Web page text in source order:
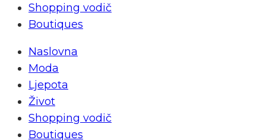
Shopping vodič
Boutiques
Naslovna
Moda
Ljepota
Život
Shopping vodič
Boutiques